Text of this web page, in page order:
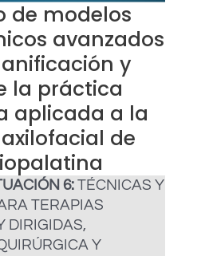
de modelos
avanzados
y
la práctica
aplicada a la
de
6: TÉCNICAS Y
TERAPIAS
DIRIGIDAS,
Y